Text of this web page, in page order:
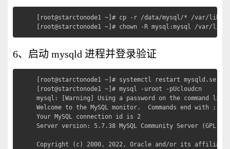
[root@starctonode1 ~]# cp -r /data/mysql/* /var/lib/
[root@starctonode1 ~]# chown -R mysql:mysql /var/lib/
6、启动 mysqld 进程并登录验证
[root@starctonode1 ~]# systemctl restart
[root@starctonode1 ~]# mysql -uroot -pUcloudcn
mysql: [Warning] Using a password on the command
Welcome to the MySQL monitor.  Commands end with ;
Your MySQL connection id is 2
Server version: 5.7.38 MySQL Community Server (GPL)
Copyright (c) 2000, 2022, Oracle and/or its